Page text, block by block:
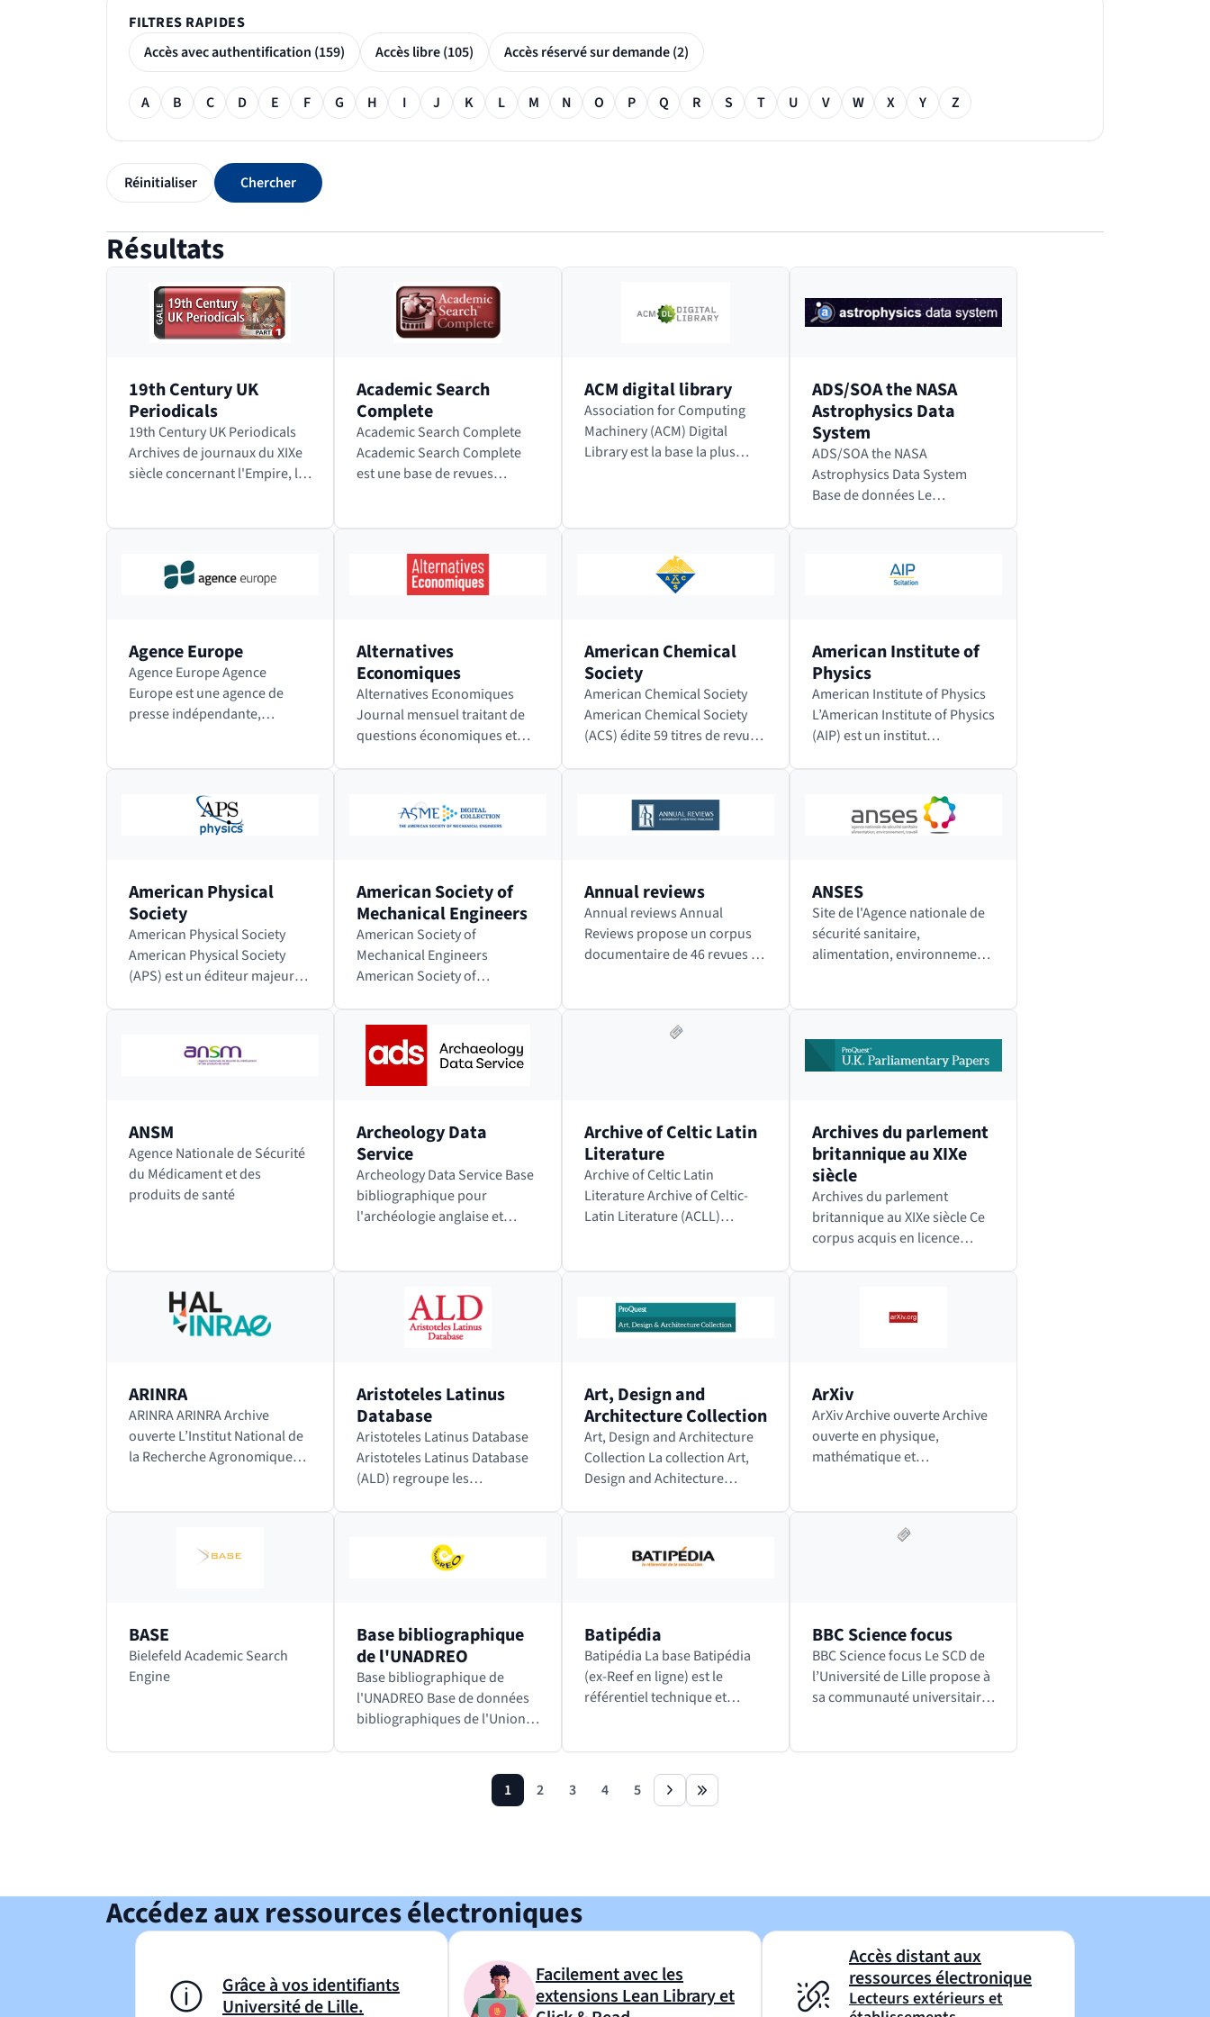
FILTRES RAPIDES
Accès avec authentification (159)
Accès libre (105) Accès réservé sur demande (2)
Filtre alphabétique
A B C D E F G H I J K L M N O P Q R S T U V W X Y Z
Réinitialiser Chercher
Résultats
Passer le bloc des résultats de recherche
19th Century UK
Periodicals
19th Century UK Periodicals
Archives de journaux du XIXe
siècle concernant l'Empire, la
Academic Search
Complete
Academic Search Complete
Academic Search Complete
est une base de revues
sciences humaines, les
sciences sociales,…
ACM digital library
Association for Computing
Machinery (ACM) Digital
Library est la base la plus
ADS/SOA the NASA
Astrophysics Data
System
ADS/SOA the NASA
Astrophysics Data System
Base de données Le
numérique à destination des
Agence Europe
Agence Europe Agence
Europe est une agence de
presse indépendante,
Elle publie le Bulletin
Quotidien Europe,…
Alternatives
Economiques
Alternatives Economiques
Journal mensuel traitant de
questions économiques et
Économiques, aussi
appelé Alter Eco, est en…
American Chemical
Society
American Chemical Society
American Chemical Society
(ACS) édite 59 titres de revues
couvrent les domaines de la
chimie appliquée, la
American Institute of
Physics
American Institute of Physics
L’American Institute of Physics
(AIP) est un institut
américains. L’AIP chapeaute
de nombreuses…
American Physical
Society
American Physical Society
American Physical Society
(APS) est un éditeur majeur
revues sont toutes relues
American Society of
Mechanical Engineers
American Society of
Mechanical Engineers
American Society of
professionnelle centrée sur
les aspects techniques,
Annual reviews
Annual reviews Annual
Reviews propose un corpus
documentaire de 46 revues de
domaines de la recherche
ANSES
Site de l'Agence nationale de
sécurité sanitaire,
alimentation, environnement,
ANSM
Agence Nationale de Sécurité
du Médicament et des
produits de santé
Archeology Data
Service
Archeology Data Service Base
bibliographique pour
l'archéologie anglaise et
Bibliography (BIAB). Accéder
Archive of Celtic Latin
Literature
Archive of Celtic Latin
Literature Archive of Celtic-
Latin Literature (ACLL)
Pays de Galle, Bretagne,…
Archives du parlement
britannique au XIXe
siècle
Archives du parlement
britannique au XIXe siècle Ce
corpus acquis en licence
produits par la Chambre des
ARINRA
ARINRA ARINRA Archive
ouverte L’Institut National de
la Recherche Agronomique
Aristoteles Latinus
Database
Aristoteles Latinus Database
Aristoteles Latinus Database
(ALD) regroupe les
de ces textes constituaient les
principaux outils d'étude…
Art, Design and
Architecture Collection
Art, Design and Architecture
Collection La collection Art,
Design and Achitecture
l'histoire, la philosophie, la…
ArXiv
ArXiv Archive ouverte Archive
ouverte en physique,
mathématique et
fonction de la discipline. Des
BASE
Bielefeld Academic Search
Engine
Base bibliographique
de l'UNADREO
Base bibliographique de
l'UNADREO Base de données
bibliographiques de l'Union
Recherche et de l'Évaluation
en Orthophonie. Cette société
Batipédia
Batipédia La base Batipédia
(ex-Reef en ligne) est le
référentiel technique et
technique du bâtiment). Il
contient tous les…
BBC Science focus
BBC Science focus Le SCD de
l’Université de Lille propose à
sa communauté universitaire
page
1 page
2 page
3 page
4 page
5 next last
Accédez aux ressources électroniques
Grâce à vos identifiants
Université de Lille.
Facilement avec les
extensions Lean Library et
Accès distant aux
ressources électronique
Lecteurs extérieurs et